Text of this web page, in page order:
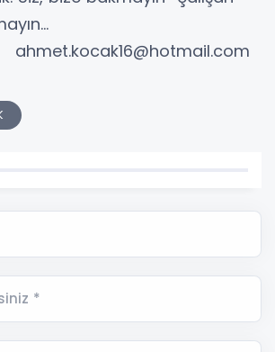
unutmayın…
*